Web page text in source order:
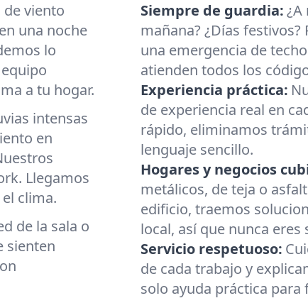
viento
una noche
lo
a tu hogar.
intensas
en
Llegamos
clima.
de la sala o
sienten
Siempre de guardia:¿A
mañana? ¿Días
una emergencia de
atienden todos los
Experiencia práctica:
de experiencia real en
rápido, eliminamos
lenguaje sencillo.
Hogares y negocios
metálicos, de teja o
edificio, traemos
local, así que nunca
Servicio respetuoso:
de cada trabajo y
solo ayuda práctica